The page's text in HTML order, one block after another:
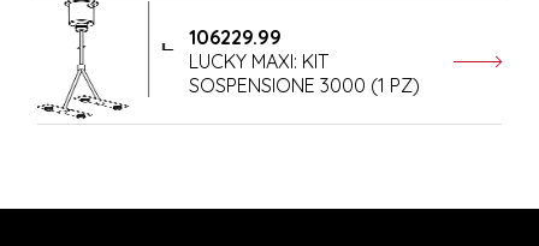
106229.99
LUCKY MAXI: KIT
SOSPENSIONE 3000 (1 PZ)